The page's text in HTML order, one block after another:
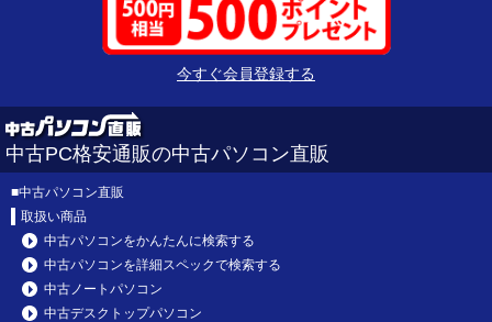
今すぐ会員登録する
中古PC格安通販の中古パソコン直販
■中古パソコン直販
取扱い商品
中古パソコンをかんたんに検索する
中古パソコンを詳細スペックで検索する
中古ノートパソコン
中古デスクトップパソコン